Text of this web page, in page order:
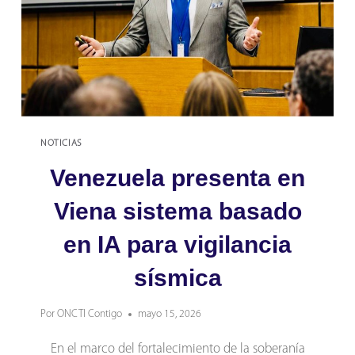
NOTICIAS
Venezuela presenta en
Viena sistema basado
en IA para vigilancia
sísmica
Por ONCTI Contigo mayo 15, 2026
En el marco del fortalecimiento de la soberanía